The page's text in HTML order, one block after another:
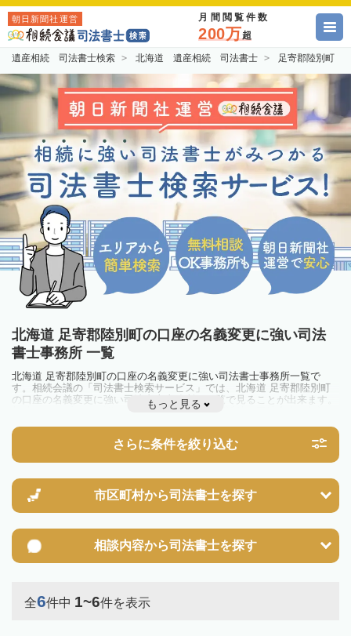
朝日新聞社運営 月間閲覧件数
200万超
遺産相続 司法書士検索 北海道 遺産相続 司法書士 足寄郡陸別町
北海道 足寄郡陸別町の口座の名義変更に強い司法
書士事務所 一覧
北海道 足寄郡陸別町の口座の名義変更に強い司法書士事務所一覧で
す。相続会議の「司法書士検索サービス」では、北海道 足寄郡陸別町
の口座の名義変更に強い司法書士事務所を一覧で見ることが出来ます。
相続のトラブルやお悩みを抱えている方は一度近隣の司法書士に相談し
もっと見る
さらに条件を絞り込む
市区町村から司法書士を探す
相談内容から司法書士を探す
全6件中 1~6件を表示